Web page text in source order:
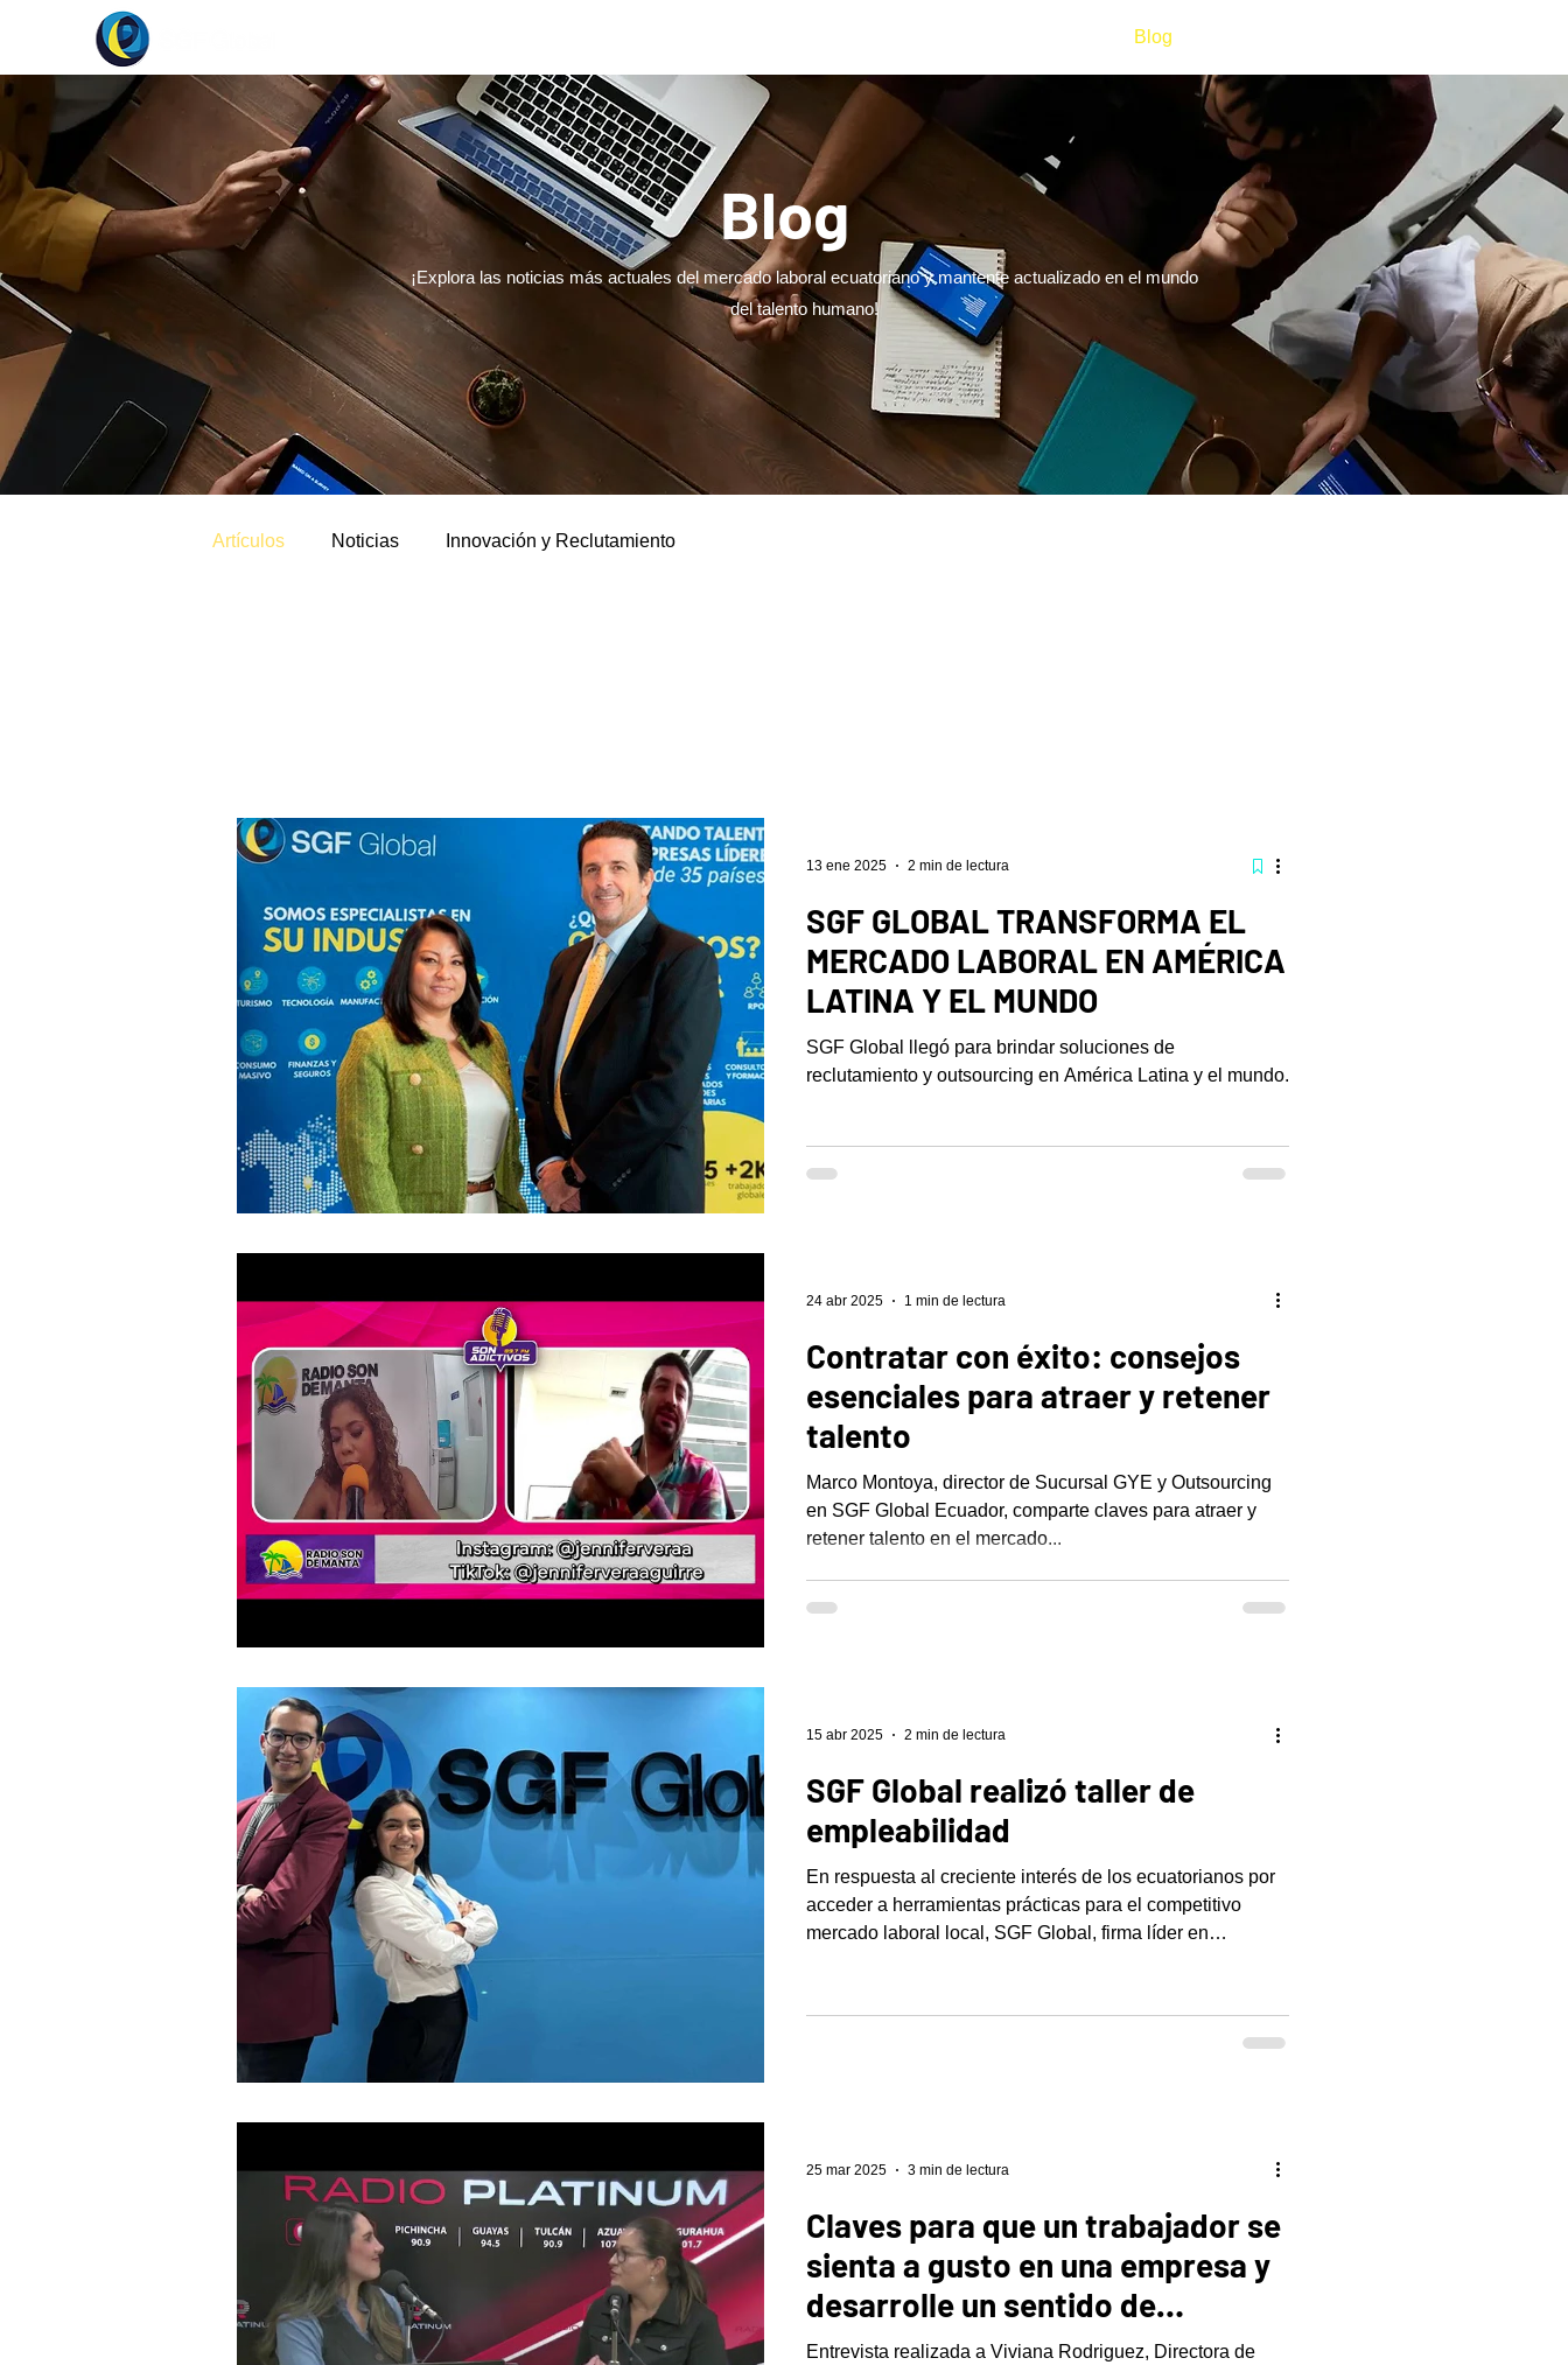
Blog
Blog
¡Explora las noticias más actuales del mercado laboral ecuatoriano y mantente actualizado en el mundo
del talento humano!
Artículos Noticias Innovación y Reclutamiento
SGF GLOBAL TRANSFORMA EL
MERCADO LABORAL EN AMÉRICA
LATINA Y EL MUNDO
SGF Global llegó para brindar soluciones de
reclutamiento y outsourcing en América Latina y el mundo.
13 ene 2025 2 min de lectura
Contratar con éxito: consejos
esenciales para atraer y retener
talento
Marco Montoya, director de Sucursal GYE y Outsourcing
en SGF Global Ecuador, comparte claves para atraer y
retener talento en el mercado...
24 abr 2025 1 min de lectura
SGF Global realizó taller de
empleabilidad
En respuesta al creciente interés de los ecuatorianos por
acceder a herramientas prácticas para el competitivo
mercado laboral local, SGF Global, firma líder en
preseleccionados, recién graduados, estudiantes
universitarios y profesionales en proceso de reinvención o
15 abr 2025 2 min de lectura
Claves para que un trabajador se
sienta a gusto en una empresa y
desarrolle un sentido de
pertenencia
Entrevista realizada a Viviana Rodriguez, Directora de
25 mar 2025 3 min de lectura